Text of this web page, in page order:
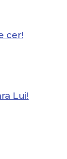
cer!
Lui!